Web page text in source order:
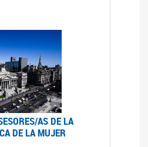
AS DE LA
DE LA MUJER